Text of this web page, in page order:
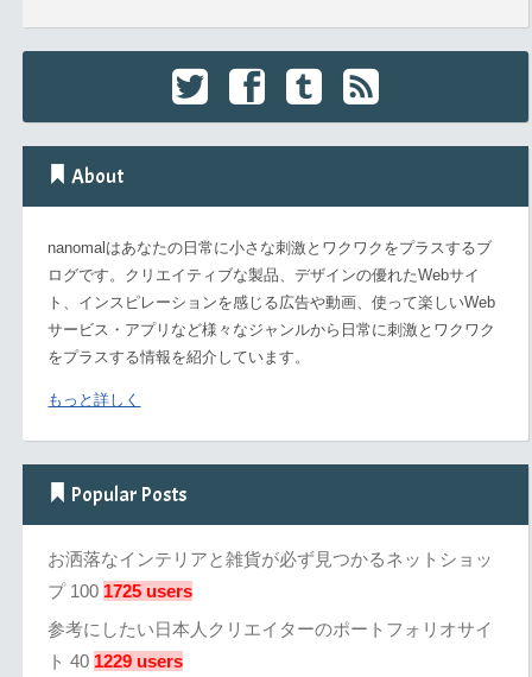
About
nanomalはあなたの日常に小さな刺激とワクワクをプラスするブ
ログです。クリエイティブな製品、デザインの優れたWebサイ
ト、インスピレーションを感じる広告や動画、使って楽しいWeb
サービス・アプリなど様々なジャンルから日常に刺激とワクワク
をプラスする情報を紹介しています。
もっと詳しく
Popular Posts
お洒落なインテリアと雑貨が必ず見つかるネットショッ
プ 100 1725 users
参考にしたい日本人クリエイターのポートフォリオサイ
ト 40 1229 users